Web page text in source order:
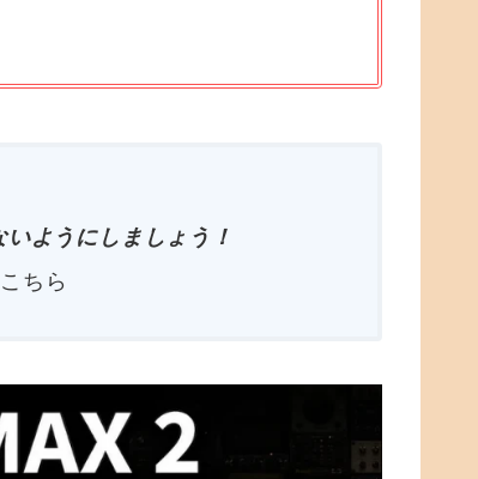
ようにしましょう！
ちら